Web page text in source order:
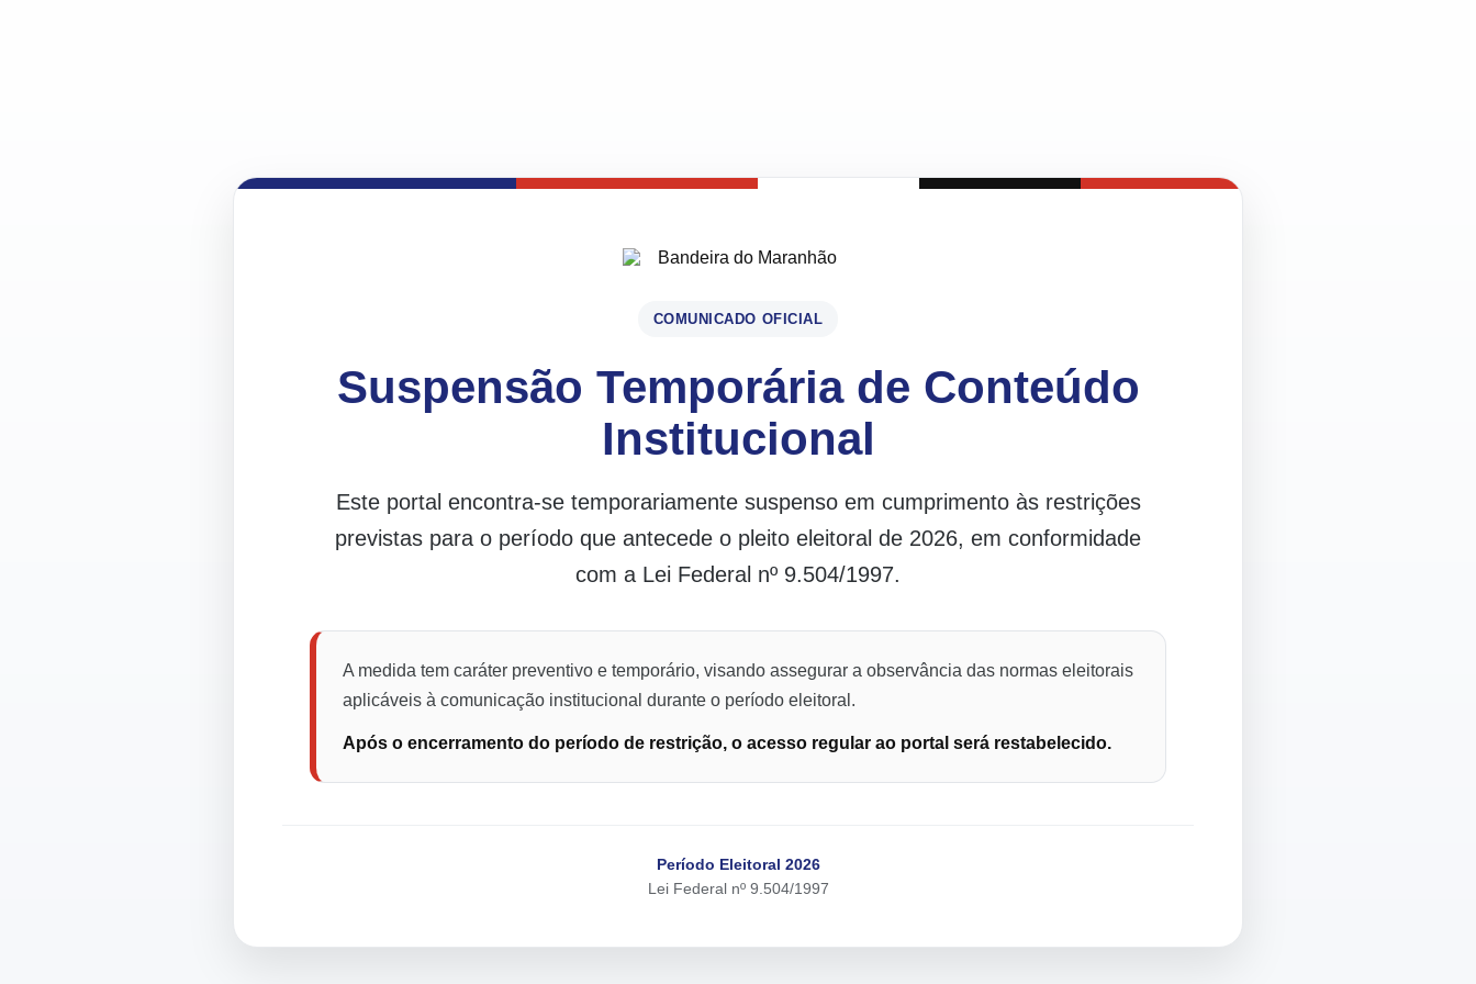
COMUNICADO OFICIAL
Suspensão Temporária de Conteúdo
Institucional
Este portal encontra-se temporariamente suspenso em cumprimento às restrições
previstas para o período que antecede o pleito eleitoral de 2026, em conformidade
com a Lei Federal nº 9.504/1997.
A medida tem caráter preventivo e temporário, visando assegurar a observância das normas eleitorais
aplicáveis à comunicação institucional durante o período eleitoral.
Após o encerramento do período de restrição, o acesso regular ao portal será restabelecido.
Período Eleitoral 2026
Lei Federal nº 9.504/1997